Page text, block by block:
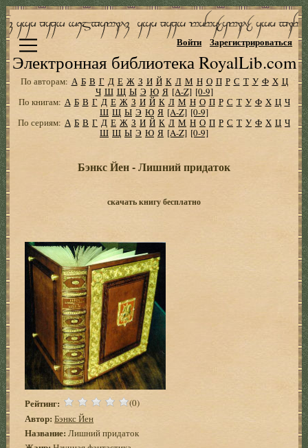
Электронная библиотека RoyalLib.com
Войти Зарегистрироваться
По авторам: А Б В Г Д Е Ж З И Й К Л М Н О П Р С Т У Ф Х Ц
Ч Ш Щ Ы Э Ю Я [A-Z] [0-9]
По книгам: А Б В Г Д Е Ж З И Й К Л М Н О П Р С Т У Ф Х Ц Ч
Ш Щ Ы Э Ю Я [A-Z] [0-9]
По сериям: А Б В Г Д Е Ж З И Й К Л М Н О П Р С Т У Ф Х Ц Ч
Ш Щ Ы Э Ю Я [A-Z] [0-9]
Бэнкс Йен - Лишний придаток
скачать книгу бесплатно
Рейтинг: (0)
Автор: Бэнкс Йен
Название: Лишний придаток